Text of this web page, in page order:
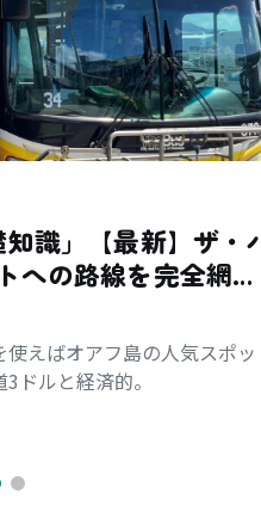
識」【最新】ザ・
への路線を完全網
えばオアフ島の人気スポ
ドルと経済的。